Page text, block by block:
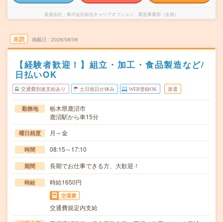
派遣会社 株式会社綜合キャリアオプション 製造事業部（全国）
未読 掲載日 2026/08/06
【経験者歓迎！】組立・加工・食品製造など/
日払いOK
交通費別途支給あり 土日祝日が休み WEB登録OK 派遣
勤務地
栃木県鹿沼市
鹿沼駅から車15分
曜日頻度 月～金
時間 08:15～17:10
期間 長期でお仕事できる方、大歓迎！
時給 時給1650円
交通費
交通費規定内支給